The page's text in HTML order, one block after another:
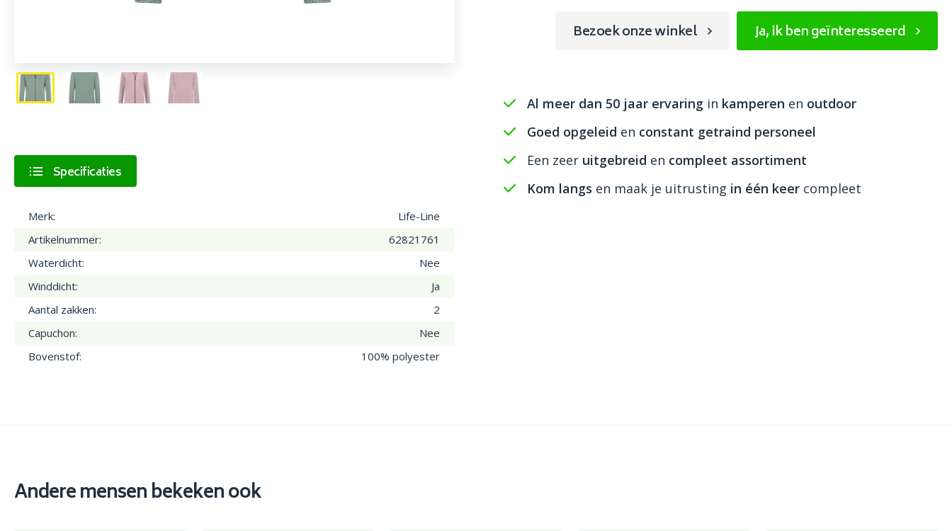
Specificaties
Merk:
Life-Line
Artikelnummer:
62821761
Waterdicht:
Nee
Winddicht:
Ja
Aantal zakken:
2
Capuchon:
Nee
Bovenstof:
100% polyester
Bezoek onze winkel Ja, ik ben geïnteresseerd
Al meer dan 50 jaar ervaring in kamperen en outdoor
Goed opgeleid en constant getraind personeel
Een zeer uitgebreid en compleet assortiment
Kom langs en maak je uitrusting in één keer compleet
Andere mensen bekeken ook